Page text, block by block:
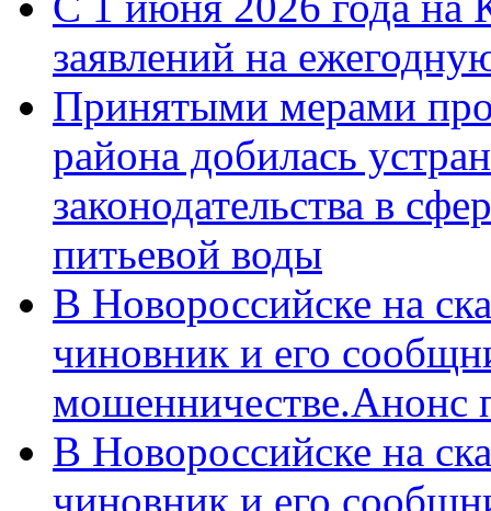
заявлений на
Принятыми мерами
района добилась
законодательства в
питьевой воды
В Новороссийске на
чиновник и его
мошенничестве.Анонс
В Новороссийске на
чиновник и его